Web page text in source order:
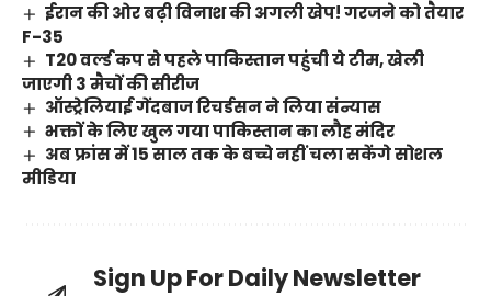
ईरान की ओर बढ़ी विनाश की अगली खेप! गरजने को तैयार
F-35
T20 वर्ल्ड कप से पहले पाकिस्तान पहुंची ये टीम, खेली
जाएगी 3 मैचों की सीरीज
ऑस्ट्रेलियाई गेंदबाज रिचर्डसन ने लिया संन्यास
भक्तों के लिए खुल गया पाकिस्तान का लौह मंदिर
अब फ्रांस में 15 साल तक के बच्चे नहीं चला सकेंगे सोशल
मीडिया
Sign Up For Daily Newsletter